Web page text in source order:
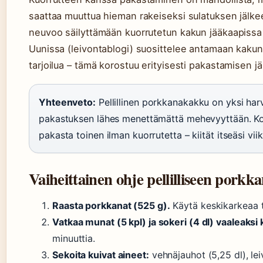
saattaa muuttua hieman rakeiseksi sulatuksen
neuvoo säilyttämään kuorrutetun kakun
Uunissa (leivontablogi) suosittelee antamaan
tarjoilua – tämä korostuu erityisesti pakastamisen
Yhteenveto: Pellillinen porkkanakakku on yksi
pakastuksen lähes menettämättä mehevyyttään.
pakasta toinen ilman kuorrutetta – kiität itseäsi
Vaiheittainen ohje pellilliseen
Raasta porkkanat (525 g). Käytä keskikarkeaa
Vatkaa munat (5 kpl) ja sokeri (4 dl) vaaleaksi
minuuttia.
Sekoita kuivat aineet: vehnäjauhot (5,25 dl),